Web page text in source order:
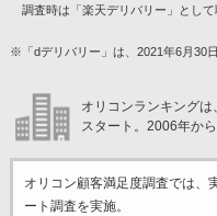
調査時は「楽天デリバリー」として
※「dデリバリー」は、2021年6月30
オリコンランキング
スタート。2006年か
オリコン顧客満足度調査では、
ート調査を実施。